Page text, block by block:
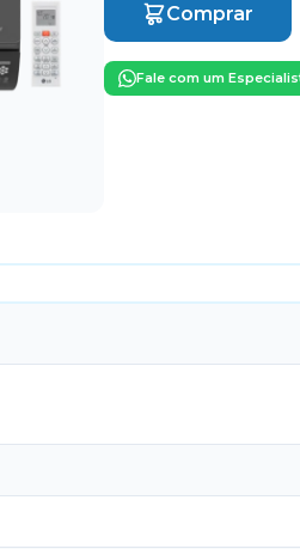
Comprar
Fale com um